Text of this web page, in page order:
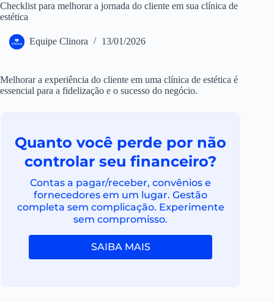
Checklist para melhorar a jornada do cliente em sua clínica de
estética
Equipe Clinora 13/01/2026
Melhorar a experiência do cliente em uma clínica de estética é
essencial para a fidelização e o sucesso do negócio.
Quanto você perde por não
controlar seu financeiro?
Contas a pagar/receber, convênios e
fornecedores em um lugar. Gestão
completa sem complicação. Experimente
sem compromisso.
SAIBA MAIS